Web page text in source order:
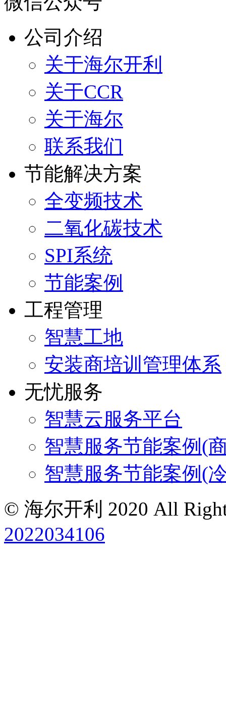
公司介绍
关于海尔开利
关于CCR
关于海尔
联系我们
节能解决方案
全变频技术
二氧化碳技术
SPI系统
节能案例
工程管理
智慧工地
安装商培训管理体系
无忧服务
智慧云服务平台
智慧服务节能案例(
智慧服务节能案例(
© 海尔开利 2020 All
2022034106